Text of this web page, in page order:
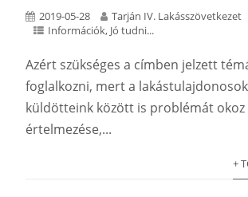
2019-05-28 Tarján IV. Lakásszövetkezet
Információk, Jó tudni...
Azért szükséges a címben jelzett
foglalkozni, mert a
küldötteink között is problémát okoz
értelmezése,...
+